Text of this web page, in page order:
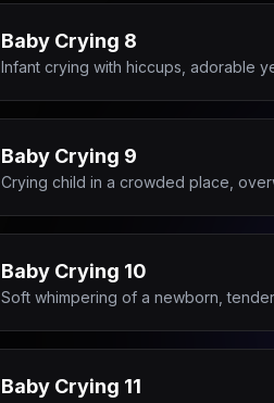
Baby Crying 8
Infant crying with hiccups, adorable
Baby Crying 9
Crying child in a crowded place,
Baby Crying 10
Soft whimpering of a newborn,
Baby Crying 11